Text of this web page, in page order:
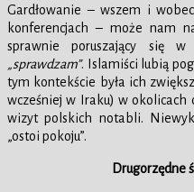
Gardłowanie – wszem i
konferencjach – może nam
sprawnie poruszający się
„sprawdzam”. Islamiści lubią
tym kontekście była ich
wcześniej w Iraku) w okolicach
wizyt polskich notabli.
„ostoi pokoju”.
Drugorzędne